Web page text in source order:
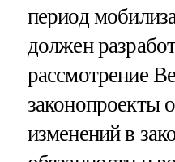
период
должен
рассмотрение
законопроекты
изменений в